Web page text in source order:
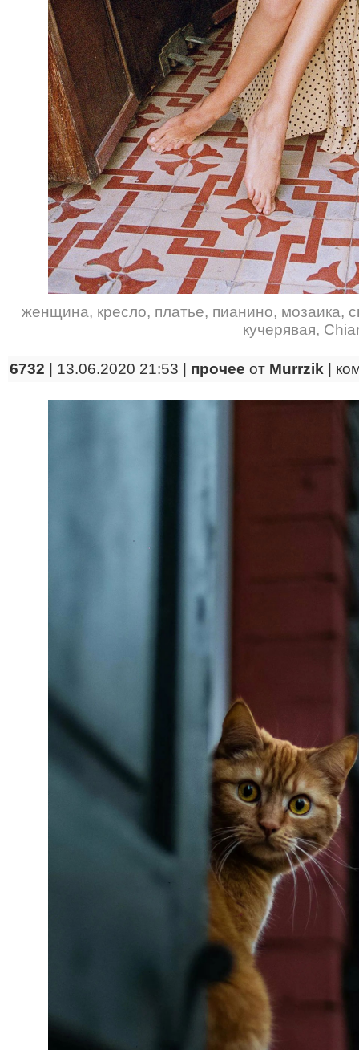
женщина, кресло, платье, пианино, мозаика,
кучерявая,
6732 | 13.06.2020 21:53 | прочее от Murrzik